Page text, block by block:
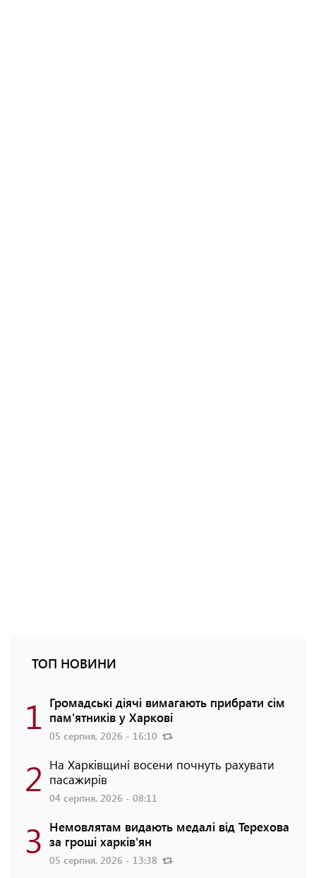
ТОП НОВИНИ
1 Громадські діячі вимагають прибрати сім
пам'ятників у Харкові
05 серпня, 2026 - 16:10
2 На Харківщині восени почнуть рахувати
пасажирів
04 серпня, 2026 - 08:11
3 Немовлятам видають медалі від Терехова
за гроші харків'ян
05 серпня, 2026 - 13:38